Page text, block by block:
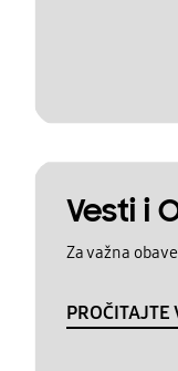
Vesti i
Za važna
PROČITAJTE